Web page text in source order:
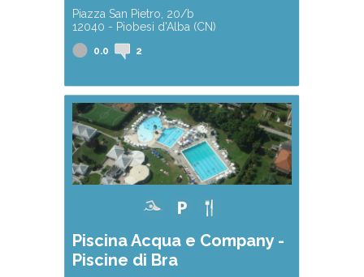
Piazza San Pietro, 20/b
12040 - Piobesi d'Alba (CN)
0.0 2
Piscina Acqua e Company -
Piscine di Bra